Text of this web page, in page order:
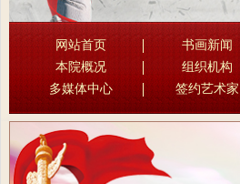
网站首页 书画新闻
本院概况
组织机构
多媒体中心
签约艺术家